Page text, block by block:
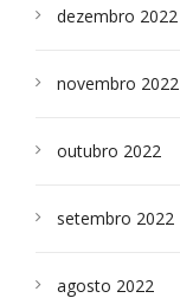
dezembro 2022
novembro 2022
outubro 2022
setembro 2022
agosto 2022